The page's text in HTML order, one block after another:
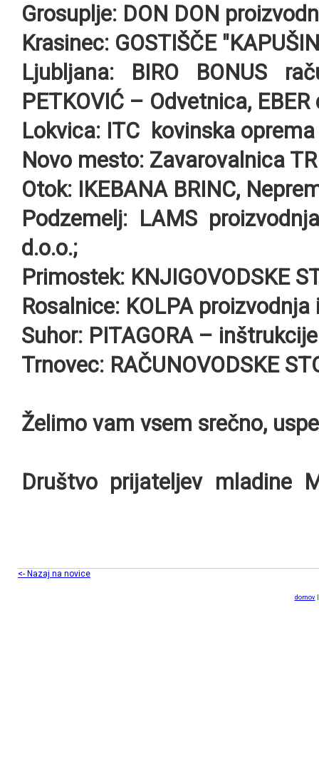
Grosuplje: DON DON
Krasinec: GOSTIŠČE
Ljubljana:
BIRO BONUS
PETKOVIĆ – Odvetnica,
Lokvica: ITC kovinska
Novo mesto: Zavarovalnica
Otok:
IKEBANA BRINC,
Podzemelj: LAMS
d.o.o.;
Primostek: KNJIGOVODSKE
Rosalnice: KOLPA
Suhor: PITAGORA –
Trnovec: RAČUNOVODSKE
Želimo vam vsem srečno,
Društvo
<- Nazaj na novice
domov